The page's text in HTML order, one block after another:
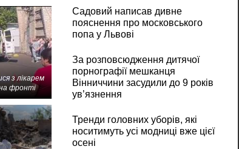
з лікарем
фронті
Садовий написав дивне
пояснення про московського
попа у Львові
За розповсюдження дитячої
порнографії мешканця
Вінниччини засудили до 9 років
ув’язнення
Тренди головних уборів, які
носитимуть усі модниці вже цієї
осені